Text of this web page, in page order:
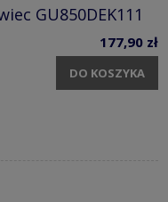
GU850DEK111
177,90 zł
DO KOSZYKA